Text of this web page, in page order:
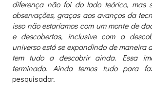
diferença não foi do lado teórico, mas
observações, graças aos avanços da
isso não estaríamos com um monte de
e descobertas, inclusive com a
universo está se expandindo de maneira
tem tudo a descobrir ainda. Essa
terminada. Ainda temos tudo para
pesquisador.